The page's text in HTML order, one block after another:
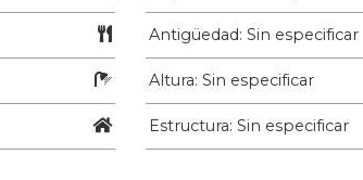
Antigüedad: Sin especificar
Altura: Sin especificar
Estructura: Sin especificar